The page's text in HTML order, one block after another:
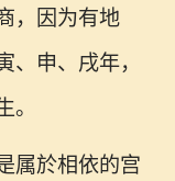
，因为有地
、申、戌年，
。
属於相依的宫